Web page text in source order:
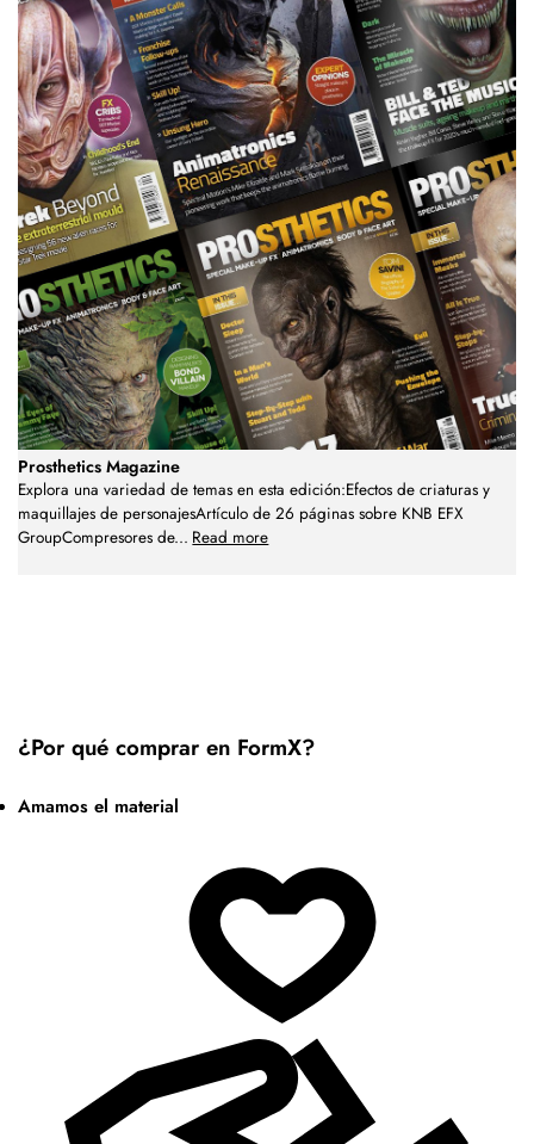
Prosthetics Magazine
Explora una variedad de temas en esta edición:Efectos de criaturas y
maquillajes de personajesArtículo de 26 páginas sobre KNB EFX
GroupCompresores de... Read more
¿Por qué comprar en FormX?
Amamos el material